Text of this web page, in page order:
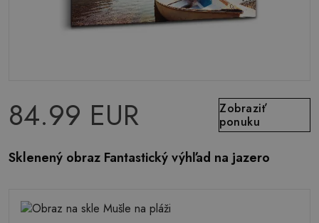
84.99 EUR
Zobraziť
ponuku
Sklenený obraz Fantastický výhľad na jazero